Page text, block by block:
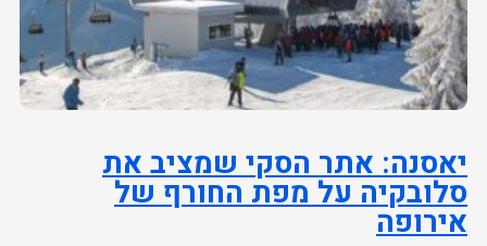
יאסנה: אתר הסקי שמציב את
סלובקיה על מפת החורף של
אירופה